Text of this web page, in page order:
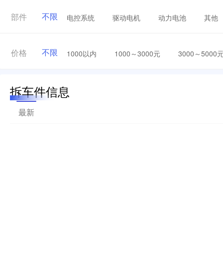
部件 不限 电控系统 驱动电机 动力电池 其他
价格 不限 1000以内 1000～3000元 3000～5000
拆车件信息
最新